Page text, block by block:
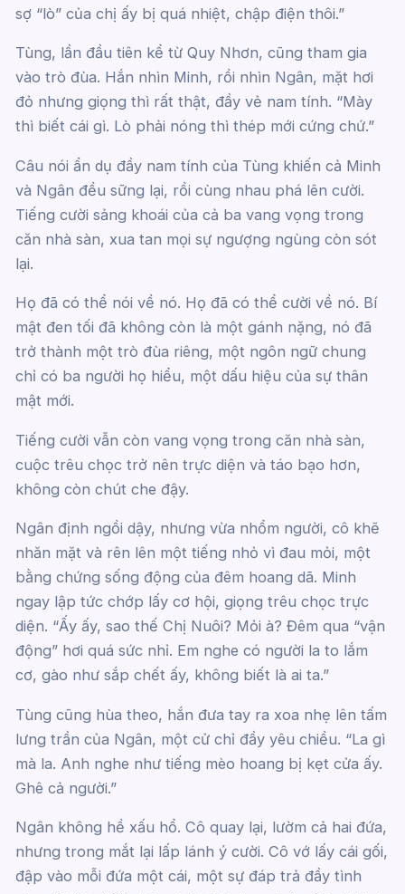
sợ “lò” của chị ấy bị quá nhiệt, chập điện thôi.”
Tùng, lần đầu tiên kể từ Quy Nhơn, cũng tham gia
vào trò đùa. Hắn nhìn Minh, rồi nhìn Ngân, mặt hơi
đỏ nhưng giọng thì rất thật, đầy vẻ nam tính. “Mày
thì biết cái gì. Lò phải nóng thì thép mới cứng chứ.”
Câu nói ẩn dụ đầy nam tính của Tùng khiến cả Minh
và Ngân đều sững lại, rồi cùng nhau phá lên cười.
Tiếng cười sảng khoái của cả ba vang vọng trong
căn nhà sàn, xua tan mọi sự ngượng ngùng còn sót
lại.
Họ đã có thể nói về nó. Họ đã có thể cười về nó. Bí
mật đen tối đã không còn là một gánh nặng, nó đã
trở thành một trò đùa riêng, một ngôn ngữ chung
chỉ có ba người họ hiểu, một dấu hiệu của sự thân
mật mới.
Tiếng cười vẫn còn vang vọng trong căn nhà sàn,
cuộc trêu chọc trở nên trực diện và táo bạo hơn,
không còn chút che đậy.
Ngân định ngồi dậy, nhưng vừa nhổm người, cô khẽ
nhăn mặt và rên lên một tiếng nhỏ vì đau mỏi, một
bằng chứng sống động của đêm hoang dã. Minh
ngay lập tức chớp lấy cơ hội, giọng trêu chọc trực
diện. “Ấy ấy, sao thế Chị Nuôi? Mỏi à? Đêm qua “vận
động” hơi quá sức nhỉ. Em nghe có người la to lắm
cơ, gào như sắp chết ấy, không biết là ai ta.”
Tùng cũng hùa theo, hắn đưa tay ra xoa nhẹ lên tấm
lưng trần của Ngân, một cử chỉ đầy yêu chiều. “La gì
mà la. Anh nghe như tiếng mèo hoang bị kẹt cửa ấy.
Ghê cả người.”
Ngân không hề xấu hổ. Cô quay lại, lườm cả hai đứa,
nhưng trong mắt lại lấp lánh ý cười. Cô vớ lấy cái gối,
đập vào mỗi đứa một cái, một sự đáp trả đầy tình